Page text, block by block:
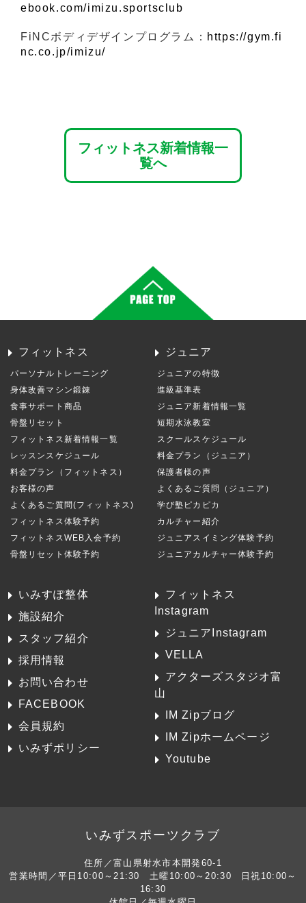
ebook.com/imizu.sportsclub
FiNCボディデザインプログラム： https://gym.fi
nc.co.jp/imizu/
フィットネス新着情報一
覧へ
フィットネス
パーソナルトレーニング
身体改善マシン鍛錬
食事サポート商品
骨盤リセット
フィットネス新着情報一覧
レッスンスケジュール
料金プラン（フィットネス）
お客様の声
よくあるご質問(フィットネス)
フィットネス体験予約
フィットネスWEB入会予約
骨盤リセット体験予約
ジュニア
ジュニアの特徴
進級基準表
ジュニア新着情報一覧
短期水泳教室
スクールスケジュール
料金プラン（ジュニア）
保護者様の声
よくあるご質問（ジュニア）
学び塾ピカピカ
カルチャー紹介
ジュニアスイミング体験予約
ジュニアカルチャー体験予約
いみすぽ整体
施設紹介
スタッフ紹介
採用情報
お問い合わせ
FACEBOOK
会員規約
いみずポリシー
フィットネス
Instagram
ジュニアInstagram
VELLA
アクターズスタジオ富
山
IM Zipブログ
IM Zipホームページ
Youtube
いみずスポーツクラブ
住所／富山県射水市本開発60-1
営業時間／平日10:00～21:30 土曜10:00～20:30 日祝10:00～
16:30